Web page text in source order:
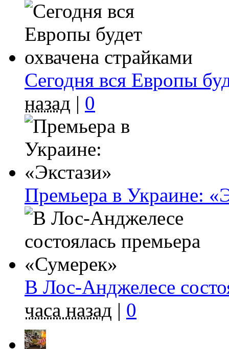
Сегодня вся Европы
назад | 0
Премьера в Украине:
В Лос-Анджелесе
часа назад | 0